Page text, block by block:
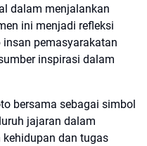
dalam menjalankan
ini menjadi refleksi
pemasyarakatan
inspirasi dalam
bersama sebagai simbol
jajaran dalam
dan tugas